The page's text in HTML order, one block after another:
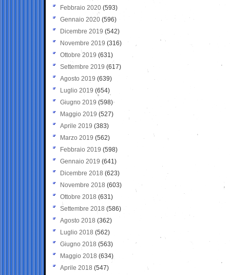
Febbraio 2020 (593)
Gennaio 2020 (596)
Dicembre 2019 (542)
Novembre 2019 (316)
Ottobre 2019 (631)
Settembre 2019 (617)
Agosto 2019 (639)
Luglio 2019 (654)
Giugno 2019 (598)
Maggio 2019 (527)
Aprile 2019 (383)
Marzo 2019 (562)
Febbraio 2019 (598)
Gennaio 2019 (641)
Dicembre 2018 (623)
Novembre 2018 (603)
Ottobre 2018 (631)
Settembre 2018 (586)
Agosto 2018 (362)
Luglio 2018 (562)
Giugno 2018 (563)
Maggio 2018 (634)
Aprile 2018 (547)